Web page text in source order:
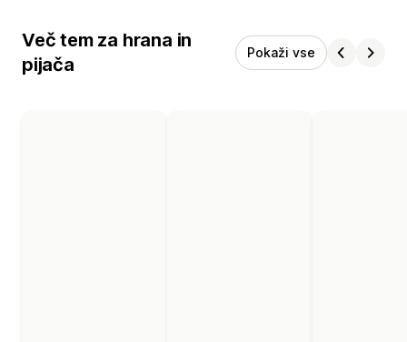
Več tem za hrana in
pijača
Pokaži vse